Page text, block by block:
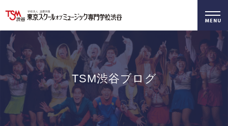
学科・専攻 資料請求 オープンキャンパス
TSM渋谷ブログ